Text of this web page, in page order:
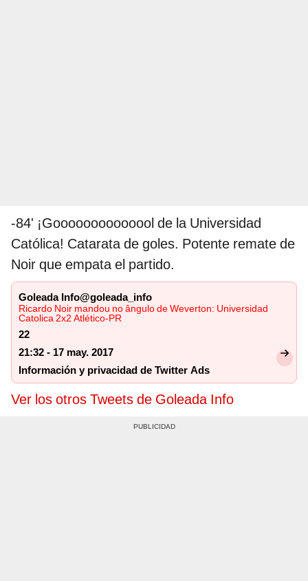
-84' ¡Goooooooooooool de la Universidad
Católica! Catarata de goles. Potente remate de
Noir que empata el partido.
Goleada Info@goleada_info
Ricardo Noir mandou no ângulo de Weverton: Universidad
Catolica 2x2 Atlético-PR
22
21:32 - 17 may. 2017
Información y privacidad de Twitter Ads
Ver los otros Tweets de Goleada Info